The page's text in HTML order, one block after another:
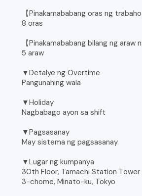
【Pinakamababang oras ng trabaho
8 oras
【Pinakamababang bilang ng araw
5 araw
▼Detalye ng Overtime
Pangunahing wala
▼Holiday
Nagbabago ayon sa shift
▼Pagsasanay
May sistema ng pagsasanay.
▼Lugar ng kumpanya
30th Floor, Tamachi Station Tower
3-chome, Minato-ku, Tokyo